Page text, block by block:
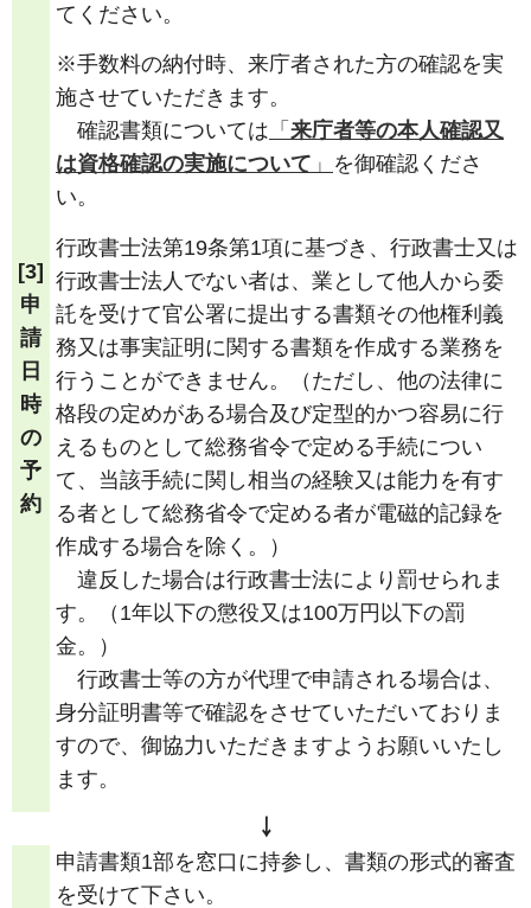
[3]
申
請
日
時
の
予
約
てください。
※手数料の納付時、来庁者された方の確認を実
施させていただきます。
確認書類については 「 来庁者等の本人確認又
は資格確認の実施について 」 を御確認くださ
い。
行政書士法第19条第1項に基づき、行政書士又は
行政書士法人でない者は、業として他人から委
託を受けて官公署に提出する書類その他権利義
務又は事実証明に関する書類を作成する業務を
行うことができません。（ただし、他の法律に
格段の定めがある場合及び定型的かつ容易に行
えるものとして総務省令で定める手続につい
て、当該手続に関し相当の経験又は能力を有す
る者として総務省令で定める者が電磁的記録を
作成する場合を除く。）
違反した場合は行政書士法により罰せられま
す。（1年以下の懲役又は100万円以下の罰
金。）
行政書士等の方が代理で申請される場合は、
身分証明書等で確認をさせていただいておりま
すので、御協力いただきますようお願いいたし
ます。
￬
申請書類1部を窓口に持参し、書類の形式的審査
を受けて下さい。